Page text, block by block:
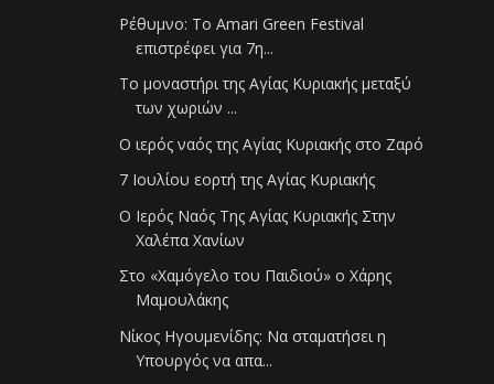
Ρέθυμνο: Tο Amari Green Festival
επιστρέφει για 7η...
Το μοναστήρι της Αγίας Κυριακής μεταξύ
των χωριών ...
Ο ιερός ναός της Αγίας Κυριακής στο Ζαρό
7 Ιουλίου εορτή της Αγίας Κυριακής
Ο Ιερός Ναός Της Αγίας Κυριακής Στην
Χαλέπα Χανίων
Στο «Χαμόγελο του Παιδιού» ο Χάρης
Μαμουλάκης
Νίκος Ηγουμενίδης: Να σταματήσει η
Υπουργός να απα...